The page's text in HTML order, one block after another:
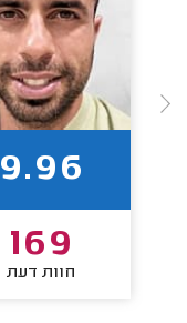
9.96
169
חוות דעת